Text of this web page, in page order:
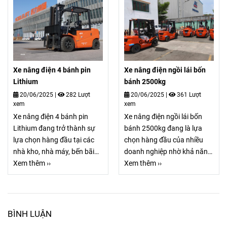
gọn, khả năng xoay trở linh
hoạt cùng công nghệ pin
tiên tiến, dòng xe nâng này
mang lại hiệu suất làm việc
vượt trội và tiết kiệm chi phí
vận hành.
biểu đáp ứng hoàn hảo các
tiêu chí đó.
Xe nâng điện 4 bánh pin
Lithium
20/06/2025
282 Lượt
xem
Xe nâng điện 4 bánh pin
Lithium đang trở thành sự
lựa chọn hàng đầu tại các
nhà kho, nhà máy, bến bãi
và khu công nghiệp nhờ
những ưu điểm vượt trội về
4 bánh pin Lithium giúp xe di
Xem thêm ››
Xe nâng điện ngồi lái bốn
bánh 2500kg
20/06/2025
361 Lượt
xem
Xe nâng điện ngồi lái bốn
bánh 2500kg đang là lựa
chọn hàng đầu của nhiều
doanh nghiệp nhờ khả năng
vận hành mạnh mẽ, tiết kiệm
chi phí và thân thiện với môi
Xem thêm ››
BÌNH LUẬN